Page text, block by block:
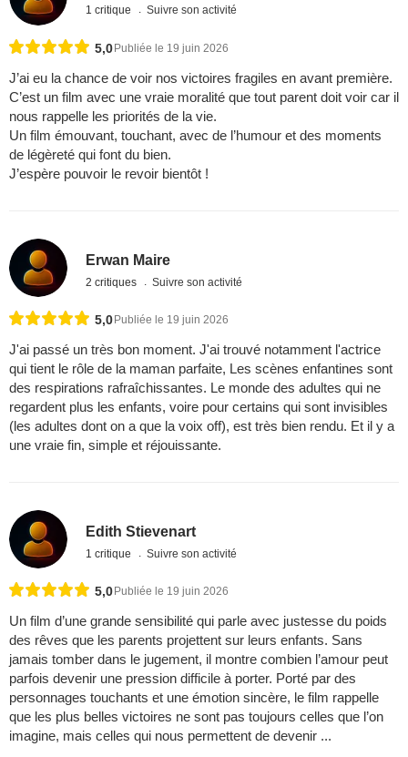
1 critique Suivre son activité
5,0 Publiée le 19 juin 2026
J’ai eu la chance de voir nos victoires fragiles en avant première.
C’est un film avec une vraie moralité que tout parent doit voir car il
nous rappelle les priorités de la vie.
Un film émouvant, touchant, avec de l’humour et des moments
de légèreté qui font du bien.
J’espère pouvoir le revoir bientôt !
Erwan Maire
2 critiques Suivre son activité
5,0 Publiée le 19 juin 2026
J'ai passé un très bon moment. J'ai trouvé notamment l'actrice
qui tient le rôle de la maman parfaite, Les scènes enfantines sont
des respirations rafraîchissantes. Le monde des adultes qui ne
regardent plus les enfants, voire pour certains qui sont invisibles
(les adultes dont on a que la voix off), est très bien rendu. Et il y a
une vraie fin, simple et réjouissante.
Edith Stievenart
1 critique Suivre son activité
5,0 Publiée le 19 juin 2026
Un film d’une grande sensibilité qui parle avec justesse du poids
des rêves que les parents projettent sur leurs enfants. Sans
jamais tomber dans le jugement, il montre combien l’amour peut
parfois devenir une pression difficile à porter. Porté par des
personnages touchants et une émotion sincère, le film rappelle
que les plus belles victoires ne sont pas toujours celles que l’on
imagine, mais celles qui nous permettent de devenir ...